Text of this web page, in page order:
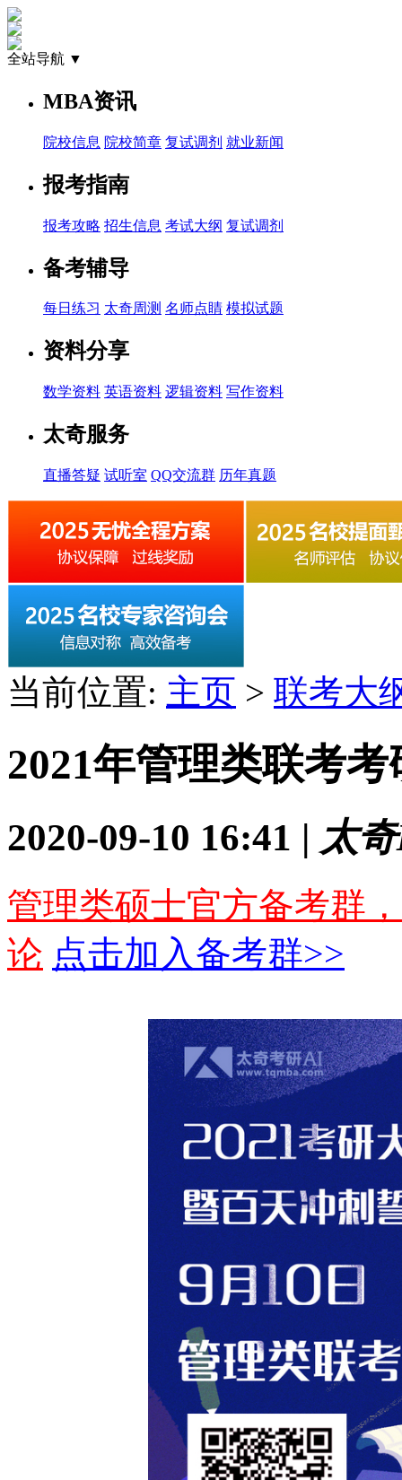
全站导航 ▼
MBA资讯
院校信息 院校简章 复试调剂 就业新闻
报考指南
报考攻略 招生信息 考试大纲 复试调剂
备考辅导
每日练习 太奇周测 名师点睛 模拟试题
资料分享
数学资料 英语资料 逻辑资料 写作资料
太奇服务
直播答疑 试听室 QQ交流群 历年真题
当前位置: 主页 > 联考大
2021年管理类联考
2020-09-10 16:41 | 太
管理类硕士官方备考群
论 点击加入备考群>>